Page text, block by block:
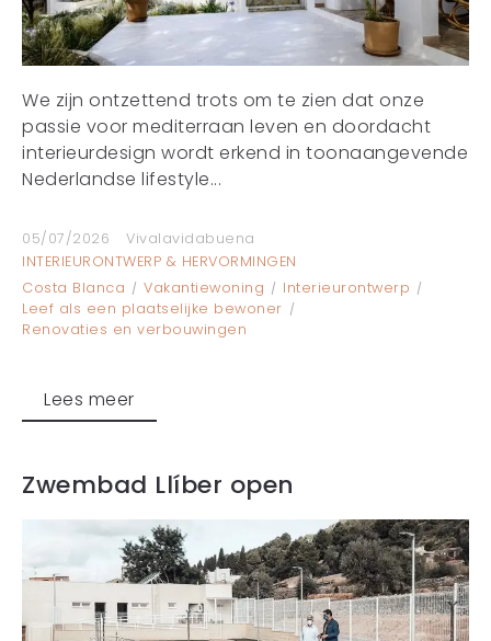
We zijn ontzettend trots om te zien dat onze
passie voor mediterraan leven en doordacht
interieurdesign wordt erkend in toonaangevende
Nederlandse lifestyle...
05/07/2026
Vivalavidabuena
INTERIEURONTWERP & HERVORMINGEN
Costa Blanca
Vakantiewoning
Interieurontwerp
Leef als een plaatselijke bewoner
Renovaties en verbouwingen
Lees meer
Zwembad Llíber open